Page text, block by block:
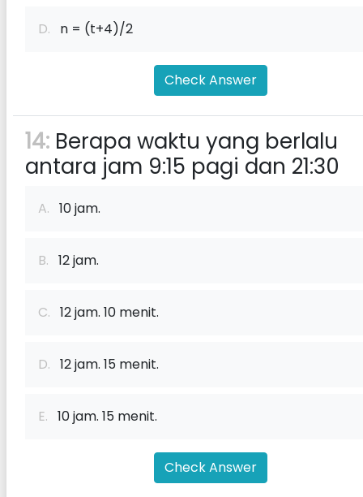
D. n = (t+4)/2
Check Answer
14: Berapa waktu yang berlalu
antara jam 9:15 pagi dan 21:30
A. 10 jam.
B. 12 jam.
C. 12 jam. 10 menit.
D. 12 jam. 15 menit.
E. 10 jam. 15 menit.
Check Answer